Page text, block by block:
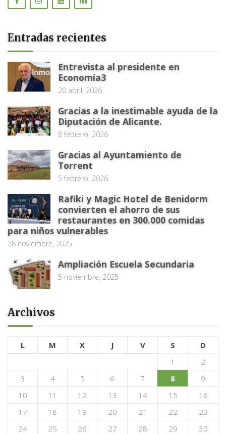
Entradas recientes
Entrevista al presidente en
Economía3
20 abril, 2026
Gracias a la inestimable ayuda de la
Diputación de Alicante.
8 febrero, 2026
Gracias al Ayuntamiento de
Torrent
5 febrero, 2026
Rafiki y Magic Hotel de Benidorm
convierten el ahorro de sus
restaurantes en 300.000 comidas
para niños vulnerables
28 noviembre, 2025
Ampliación Escuela Secundaria
5 noviembre, 2025
Archivos
L M X J V S
D
1
2
3
4 5 6 7 8
9
10
11 12 13 14 15
16
17
18 19 20 21 22
23
24
25 26 27 28 29 30